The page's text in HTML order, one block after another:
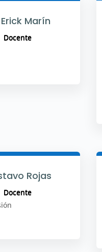
Erick Marín
Docente
Rojas
Docente